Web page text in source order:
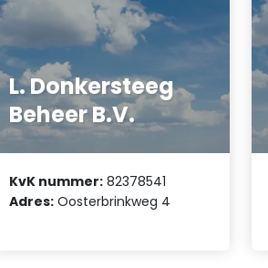
L. Donkersteeg
Beheer B.V.
KvK nummer: 82378541
Adres: Oosterbrinkweg 4